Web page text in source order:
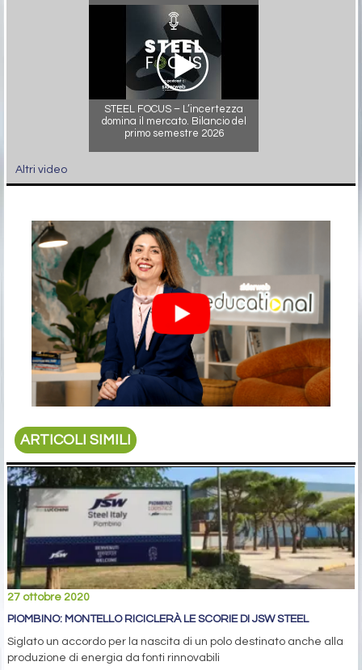
STEEL FOCUS – L’incertezza
domina il mercato. Bilancio del
primo semestre 2026
Altri video
ARTICOLI SIMILI
27 ottobre 2020
PIOMBINO: MONTELLO RICICLERÀ LE SCORIE DI JSW STEEL
Siglato un accordo per la nascita di un polo destinato anche alla
produzione di energia da fonti rinnovabili